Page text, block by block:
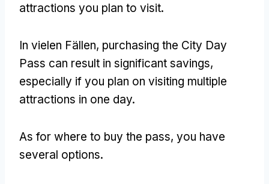
attractions you plan to visit.
In vielen Fällen, purchasing the City Day
Pass can result in significant savings,
especially if you plan on visiting multiple
attractions in one day.
As for where to buy the pass, you have
several options.